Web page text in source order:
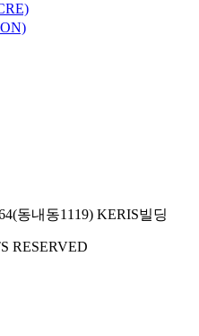
동내동1119) KERIS빌딩
RESERVED